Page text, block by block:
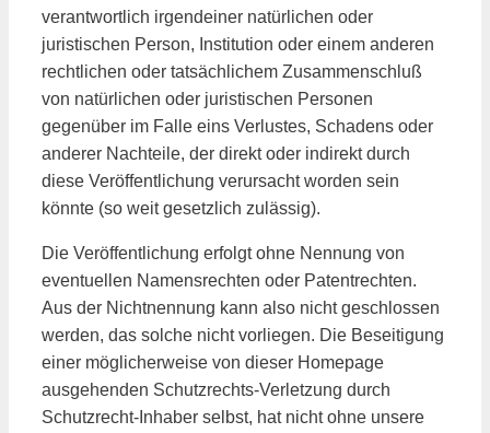
verantwortlich irgendeiner natürlichen oder
juristischen Person, Institution oder einem anderen
rechtlichen oder tatsächlichem Zusammenschluß
von natürlichen oder juristischen Personen
gegenüber im Falle eins Verlustes, Schadens oder
anderer Nachteile, der direkt oder indirekt durch
diese Veröffentlichung verursacht worden sein
könnte (so weit gesetzlich zulässig).
Die Veröffentlichung erfolgt ohne Nennung von
eventuellen Namensrechten oder Patentrechten.
Aus der Nichtnennung kann also nicht geschlossen
werden, das solche nicht vorliegen. Die Beseitigung
einer möglicherweise von dieser Homepage
ausgehenden Schutzrechts-Verletzung durch
Schutzrecht-Inhaber selbst, hat nicht ohne unsere